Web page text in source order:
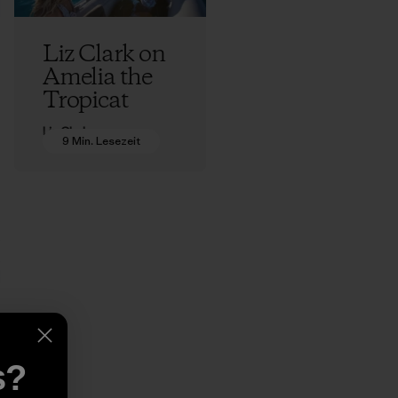
Liz Clark on
Amelia the
Tropicat
Liz Clark
9 Min. Lesezeit